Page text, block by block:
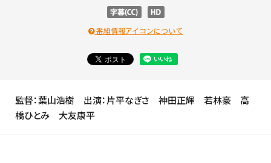
番組情報アイコンについて
監督：葉山浩樹 出演：片平なぎさ 神田正輝 若林豪 高
橋ひとみ 大友康平